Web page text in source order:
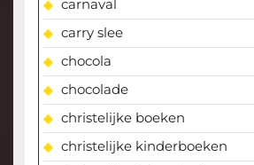
carnaval
carry slee
chocola
chocolade
christelijke boeken
christelijke kinderboeken